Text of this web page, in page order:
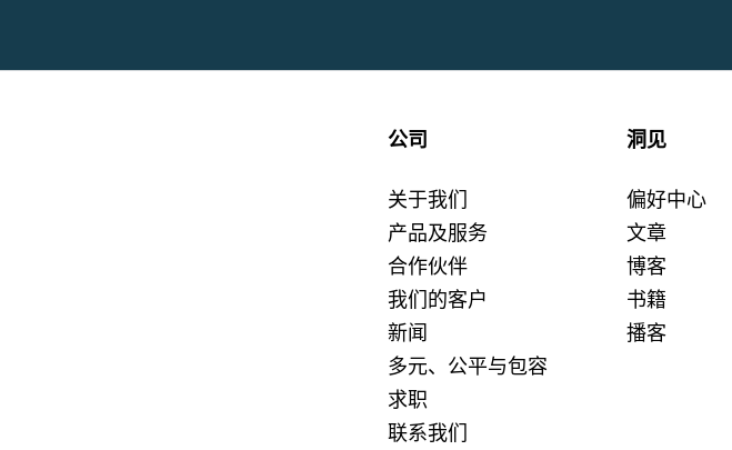
公司
关于我们
产品及服务
合作伙伴
我们的客户
新闻
多元、公平与包容
求职
联系我们
洞见
偏好中心
文章
博客
书籍
播客